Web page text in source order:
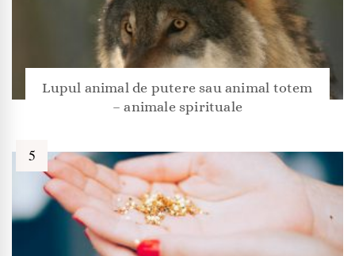
Lupul animal de putere sau animal totem
– animale spirituale